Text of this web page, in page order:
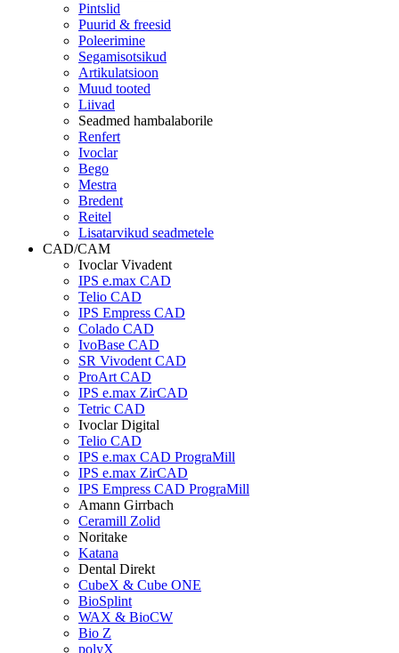
Pintslid
Puurid & freesid
Poleerimine
Segamisotsikud
Artikulatsioon
Muud tooted
Liivad
Seadmed hambalaborile
Renfert
Ivoclar
Bego
Mestra
Bredent
Reitel
Lisatarvikud seadmetele
CAD/CAM
Ivoclar Vivadent
IPS e.max CAD
Telio CAD
IPS Empress CAD
Colado CAD
IvoBase CAD
SR Vivodent CAD
ProArt CAD
IPS e.max ZirCAD
Tetric CAD
Ivoclar Digital
Telio CAD
IPS e.max CAD PrograMill
IPS e.max ZirCAD
IPS Empress CAD PrograMill
Amann Girrbach
Ceramill Zolid
Noritake
Katana
Dental Direkt
CubeX & Cube ONE
BioSplint
WAX & BioCW
Bio Z
polyX